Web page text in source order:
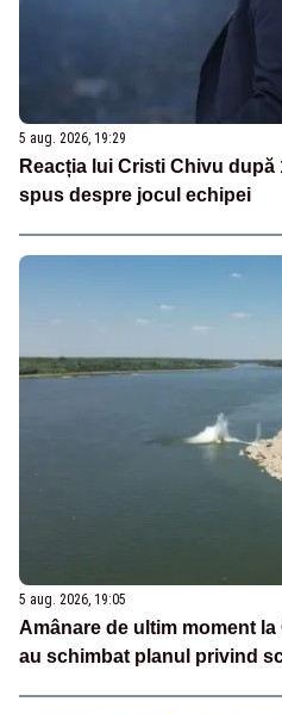
5 aug. 2026, 19:29
Reacția lui Cristi Chivu după
spus despre jocul echipei
5 aug. 2026, 19:05
Amânare de ultim moment
au schimbat planul privind